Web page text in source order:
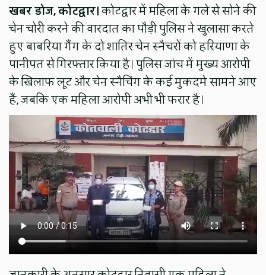
खबर डोज, कोटद्वार।कोटद्वार में महिला के गले से सोने की
चेन चोरी करने की वारदात का पौड़ी पुलिस ने खुलासा करते
हुए बाबरिया गैंग के दो शातिर चेन स्नैचरों को हरियाणा के
पानीपत से गिरफ्तार किया है। पुलिस जांच में मुख्य आरोपी
के खिलाफ लूट और चेन स्नैचिंग के कई मुकदमे सामने आए
हैं, जबकि एक महिला आरोपी अभी भी फरार है।